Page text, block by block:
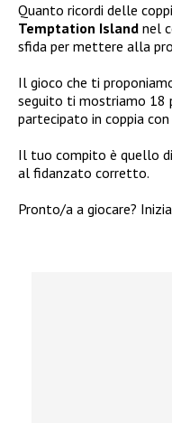
Quanto ricordi delle
Temptation Island nel
sfida per mettere alla
Il gioco che ti
seguito ti mostriamo 18
partecipato in coppia con
Il tuo compito è quello
al fidanzato corretto.
Pronto/a a giocare?